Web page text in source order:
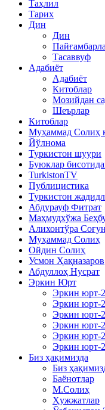
Таҳлил
Тарих
Дин
Дин
Тасаввуф
Адабиёт
Адабиёт
Китоблар
Мозийдан
Шеърлар
Китоблар
Муҳаммад Солиҳ
Йўлнома
Туркистон шуури
Буюклар
TurkistonTV
Публицистика
Туркистон
Абдурауф Фитрат
Маҳмудхўжа
Алихонтўра
Муҳаммад Солиҳ
Ойдин Солиҳ
Усмон Ҳақназаров
Абдуллоҳ Нусрат
Эркин Юрт
Эркин юрт-
Эркин юрт-
Эркин юрт-
Эркин юрт-
Эркин юрт-
Эркин юрт-
Биз ҳақимизда
Биз
Баёнотлар
М.Солиҳ
Ҳужжатлар